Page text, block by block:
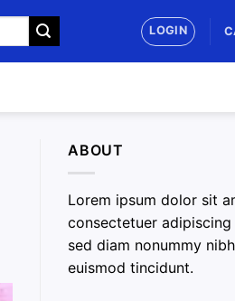
LOGIN
ABOUT
Lorem ipsum dolor sit
consectetuer adipiscing
sed diam nonummy nibh
euismod tincidunt.